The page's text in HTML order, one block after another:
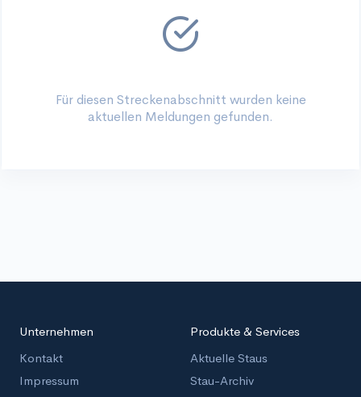
Für diesen Streckenabschnitt wurden keine
aktuellen Meldungen gefunden.
Unternehmen
Kontakt
Impressum
Produkte & Services
Aktuelle Staus
Stau-Archiv